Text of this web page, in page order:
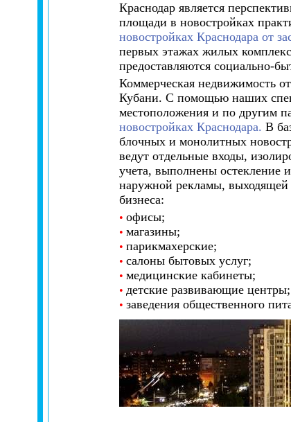
Краснодар является
площади в новостройках
новостройках Краснодара от
первых этажах жилых
предоставляются социально-
Коммерческая недвижимость
Кубани. С помощью наших
местоположения и по другим
новостройках Краснодара. В
блочных и монолитных
ведут отдельные входы,
учета, выполнены остекление
наружной рекламы, выходящей
бизнеса:
• офисы;
• магазины;
• парикмахерские;
• салоны бытовых услуг;
• медицинские кабинеты;
• детские развивающие центры;
• заведения общественного